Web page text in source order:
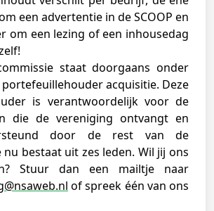
een advertentie in de SCOOP en
om een lezing of een inhousedag
staat doorgaans onder
acquisitie. Deze
is verantwoordelijk voor de
die de vereniging ontvangt en
door de rest van de
bestaat uit zes leden. Wil jij ons
Stuur dan een mailtje naar
of spreek één van ons